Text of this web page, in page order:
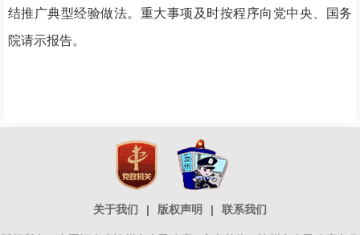
结推广典型经验做法。重大事项及时按程序向党中央、国务
院请示报告。
关于我们 | 版权声明 | 联系我们